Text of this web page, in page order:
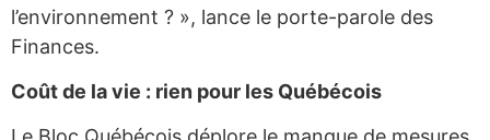
l’environnement ? », lance le porte-parole des
Finances.
Coût de la vie : rien pour les Québécois